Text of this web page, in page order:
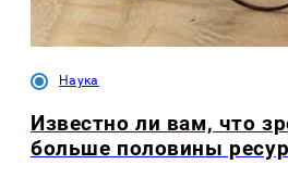
Наука
Известно ли вам, что
больше половины